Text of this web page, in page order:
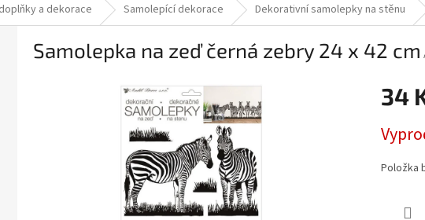
a dekorace Samolepící dekorace Dekorativní samolepky na stěnu
Samolepka na zeď černá zebry 24 x 42 cm
34
cena:
Položka